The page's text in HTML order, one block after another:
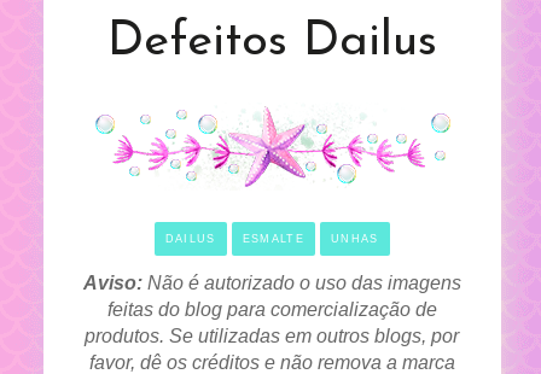
Defeitos Dailus
DAILUS ESMALTE UNHAS
Aviso: Não é autorizado o uso das imagens
feitas do blog para comercialização de
produtos. Se utilizadas em outros blogs, por
favor, dê os créditos e não remova a marca